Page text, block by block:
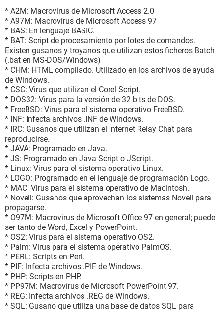
* A2M: Macrovirus de Microsoft Access 2.0
* A97M: Macrovirus de Microsoft Access 97
* BAS: En lenguaje BASIC.
* BAT: Script de procesamiento por lotes de comandos.
Existen gusanos y troyanos que utilizan estos ficheros Batch
(.bat en MS-DOS/Windows)
* CHM: HTML compilado. Utilizado en los archivos de ayuda
de Windows.
* CSC: Virus que utilizan el Corel Script.
* DOS32: Virus para la versión de 32 bits de DOS.
* FreeBSD: Virus para el sistema operativo FreeBSD.
* INF: Infecta archivos .INF de Windows.
* IRC: Gusanos que utilizan el Internet Relay Chat para
reproducirse.
* JAVA: Programado en Java.
* JS: Programado en Java Script o JScript.
* Linux: Virus para el sistema operativo Linux.
* LOGO: Programado en el lenguaje de programación Logo.
* MAC: Virus para el sistema operativo de Macintosh.
* Novell: Gusanos que aprovechan los sistemas Novell para
propagarse.
* O97M: Macrovirus de Microsoft Office 97 en general; puede
ser tanto de Word, Excel y PowerPoint.
* OS2: Virus para el sistema operativo OS2.
* Palm: Virus para el sistema operativo PalmOS.
* PERL: Scripts en Perl.
* PIF: Infecta archivos .PIF de Windows.
* PHP: Scripts en PHP.
* PP97M: Macrovirus de Microsoft PowerPoint 97.
* REG: Infecta archivos .REG de Windows.
* SQL: Gusano que utiliza una base de datos SQL para